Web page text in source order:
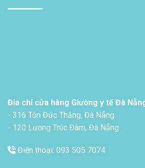
Địa chỉ cửa hàng Giường y tế Đà
- 316 Tôn Đức Thắng, Đà Nẵng
- 120 Lương Trúc Đàm, Đà Nẵng
Điện thoại: 093 505 7074